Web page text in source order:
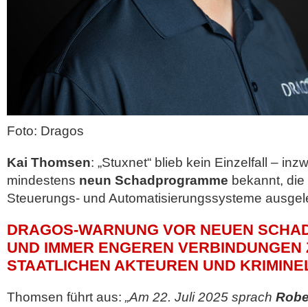
Foto: Dragos
Kai Thomsen: „Stuxnet“ blieb kein Einzelfall –
mindestens neun Schadprogramme bekannt,
Steuerungs- und Automatisierungssysteme
DRAGOS-WARNUNG VOR NEUEN
UND IMMER ENGEREN VERBINDUNGEN
STAATLICHEN AKTEUREN UND
Thomsen führt aus: „Am 22. Juli 2025 sprach